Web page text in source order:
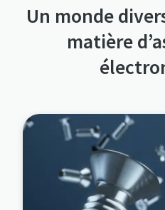
Un monde
matière